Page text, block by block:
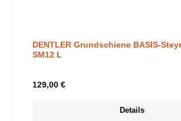
DENTLER Grundschiene BASIS-
SM12 L
Regulärer Preis:
129,00 €
Details